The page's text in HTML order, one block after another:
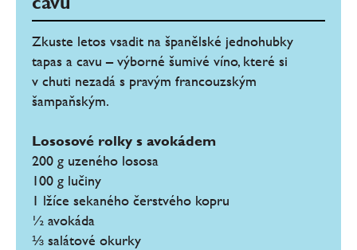
Zkuste letos vsadit na španělské jednohubky
tapas a cavu – výborné šumivé víno, které si
v chuti nezadá s pravým francouzským
šampaňským.
Lososové rolky s avokádem
200 g uzeného lososa
100 g lučiny
1 lžíce sekaného čerstvého kopru
½ avokáda
⅓ salátové okurky